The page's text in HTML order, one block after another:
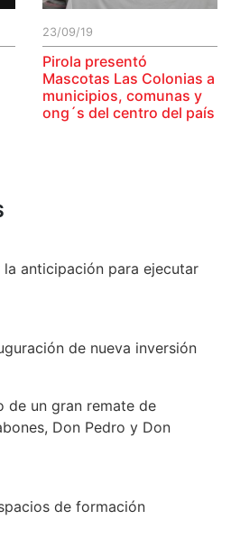
23/09/19
Pirola presentó
Mascotas Las Colonias a
municipios, comunas y
ong´s del centro del país
anticipación para ejecutar
de nueva inversión
de un gran remate de
Don Pedro y Don
de formación